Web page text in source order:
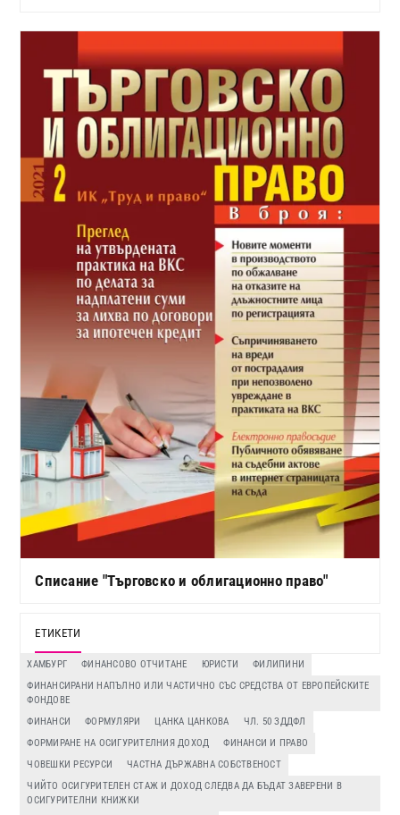
Списание "Търговско и облигационно право"
ЕТИКЕТИ
ХАМБУРГ ФИНАНСОВО ОТЧИТАНЕ ЮРИСТИ
ФИЛИПИНИ
ФИНАНСИРАНИ НАПЪЛНО ИЛИ ЧАСТИЧНО СЪС СРЕДСТВА ОТ ЕВРОПЕЙСКИТЕ
ФОНДОВЕ
ФИНАНСИ
ФОРМУЛЯРИ ЦАНКА ЦАНКОВА
ЧЛ. 50 ЗДДФЛ
ФОРМИРАНЕ НА ОСИГУРИТЕЛНИЯ ДОХОД
ФИНАНСИ И ПРАВО
ЧОВЕШКИ РЕСУРСИ
ЧАСТНА ДЪРЖАВНА СОБСТВЕНОСТ
ЧИЙТО ОСИГУРИТЕЛЕН СТАЖ И ДОХОД СЛЕДВА ДА БЪДАТ ЗАВЕРЕНИ В
ОСИГУРИТЕЛНИ КНИЖКИ